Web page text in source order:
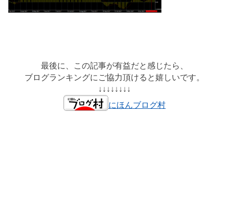
最後に、この記事が有益だと感じたら、
ブログランキングにご協力頂けると嬉しいです。
↓↓↓↓↓↓↓↓
にほんブログ村